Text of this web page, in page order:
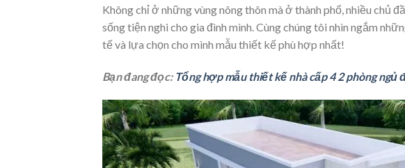
Không chỉ ở những vùng nông thôn mà ở thành phố, nhiều chủ
sống tiện nghi cho gia đình mình. Cùng chúng tôi nhìn ngắm
tế và lựa chọn cho mình mẫu thiết kế phù hợp nhất!
Bạn đang đọc: Tổng hợp mẫu thiết kế nhà cấp 4 2 phòng ngủ